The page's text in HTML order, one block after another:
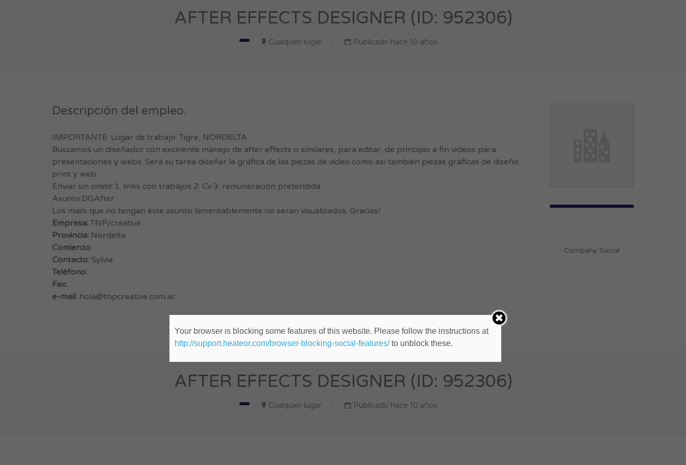
AFTER EFFECTS DESIGNER (ID: 952306)
Cualquier lugar Publicado hace 10 años
Descripción del empleo.
IMPORTANTE: Lugar de trabajo: Tigre, NORDELTA.
Buscamos un diseñador con excelente manejo de after effects o similares, para editar, de principio a fin videos para
presentaciones y webs. Será su tarea diseñar la gráfica de las piezas de video como así también piezas gráficas de diseño
print y web.
Enviar sin omitir:1. links con trabajos 2. Cv 3. remuneración pretendida
Asunto:DGAfter
Los mails que no tengan este asunto lamentablemente no seran visualizados. Gracias!
Empresa: TNP/creative
Provincia: Nordelta
Comienzo:
Contacto: Sylvia
Teléfono:
Fax:
e-mail: hola@tnpcreative.com.ar
Company Social
AFTER EFFECTS DESIGNER (ID: 952306)
Cualquier lugar Publicado hace 10 años
Your browser is blocking some features of this website. Please follow the instructions at
http://support.heateor.com/browser-blocking-social-features/to unblock these.